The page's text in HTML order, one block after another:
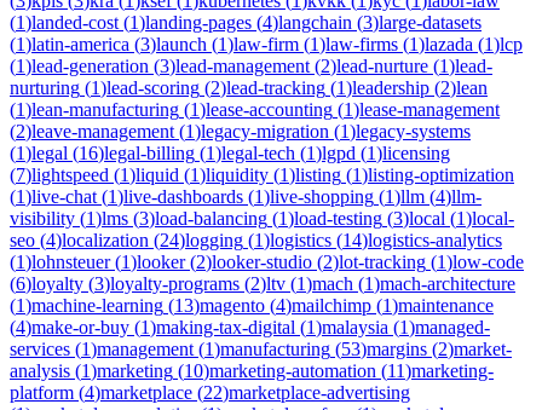
(1)landed-cost (1)landing-pages (4)langchain (3)large-datasets
(1)latin-america (3)launch (1)law-firm (1)law-firms (1)lazada (1)lcp
(1)lead-generation (3)lead-management (2)lead-nurture (1)lead-
nurturing (1)lead-scoring (2)lead-tracking (1)leadership (2)lean
(1)lean-manufacturing (1)lease-accounting (1)lease-management
(2)leave-management (1)legacy-migration (1)legacy-systems
(1)legal (16)legal-billing (1)legal-tech (1)lgpd (1)licensing
(7)lightspeed (1)liquid (1)liquidity (1)listing (1)listing-optimization
(1)live-chat (1)live-dashboards (1)live-shopping (1)llm (4)llm-
visibility (1)lms (3)load-balancing (1)load-testing (3)local (1)local-
seo (4)localization (24)logging (1)logistics (14)logistics-analytics
(1)lohnsteuer(1)looker(2)looker-studio (2)lot-tracking (1)low-code
(6)loyalty (3)loyalty-programs (2)ltv (1)mach (1)mach-architecture
(1)machine-learning (13)magento (4)mailchimp (1)maintenance
(4)make-or-buy (1)making-tax-digital (1)malaysia (1)managed-
services (1)management (1)manufacturing (53)margins (2)market-
analysis (1)marketing (10)marketing-automation (11)marketing-
platform (4)marketplace (22)marketplace-advertising